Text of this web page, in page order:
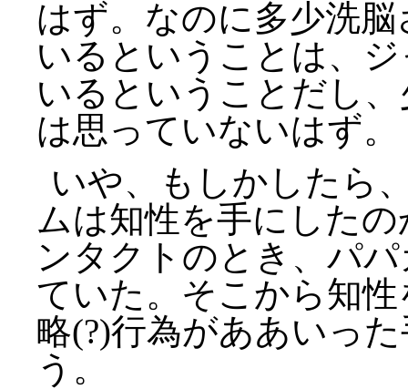
はず。なのに多少洗
いるということは、
いるということだし
は思っていないはず。
いや、もしかしたら
ムは知性を手にした
ンタクトのとき、パ
ていた。そこから知
略(?)行為がああいっ
う。